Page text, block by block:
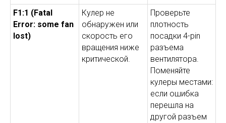
F1:1 (Fatal
Error: some fan
lost)
Кулер не
обнаружен или
скорость его
вращения ниже
критической.
Проверьте
плотность
посадки 4-pin
разъема
вентилятора.
Поменяйте
кулеры местами:
если ошибка
перешла на
другой разъем